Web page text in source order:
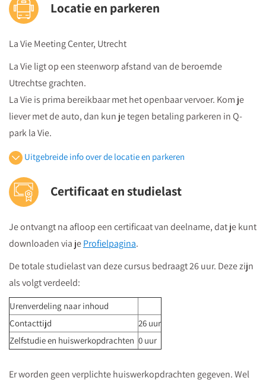
Locatie en parkeren
La Vie Meeting Center, Utrecht
La Vie ligt op een steenworp afstand van de beroemde
Utrechtse grachten.
La Vie is prima bereikbaar met het openbaar vervoer. Kom je
liever met de auto, dan kun je tegen betaling parkeren in Q-
park la Vie.
Je volgt vanuit Utrecht Centraal Station de bewegwijzeringborden
vervolgens vanuit winkelcentrum "Hoog Catharijne" volgt u de
borden "Vredenburg".
Regardz La Vie Utrecht bevindt zich tegenover het Vredenburg
(plein) en naast de Bijenkorf op de hoek
St.Jacobsstraat/Lange Viestraat.
Je kunt het meeting center bereiken via
kantorencomplex "La Vie" aan de St. Jacobsstraat
borden op de 4e etage zie je in welke zaal je moet zijn en daar
Uitgebreide info over de locatie en parkeren
Certificaat en studielast
Je ontvangt na afloop een certificaat van deelname, dat je kunt
downloaden via jeProfielpagina.
De totale studielast van deze cursus bedraagt 26 uur. Deze zijn
als volgt verdeeld:
Urenverdeling naar inhoud
Contacttijd
26 uur
Zelfstudie en huiswerkopdrachten 0 uur
Er worden geen verplichte huiswerkopdrachten gegeven. Wel